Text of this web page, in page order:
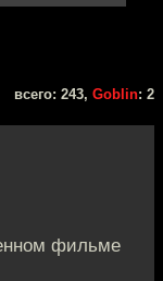
всего: 243, Goblin: 2
фильме